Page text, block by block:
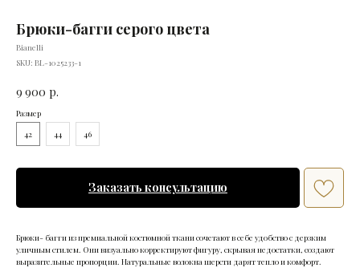
Брюки-багги серого цвета
Bianelli
SKU: BL-1025233-1
9 900 р.
Размер
42
44 46
Заказать консультацию
Брюки- багги из премиальной костюмной ткани сочетают в себе удобство с дерзким
уличным стилем. Они визуально корректируют фигуру, скрывая недостатки, создают
выразительные пропорции. Натуральные волокна шерсти дарят тепло и комфорт.